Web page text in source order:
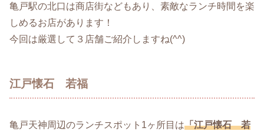
亀戸駅の北口は商店街などもあり、素敵なランチ時間を楽
しめるお店があります！
今回は厳選して３店舗ご紹介しますね(^^)
江戸懐石 若福
亀戸天神周辺のランチスポット1ヶ所目は「江戸懐石 若